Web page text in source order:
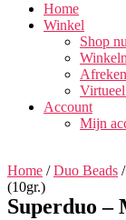
Home
Winkel
Shop nu
Account
Mijn
Home /Duo Beads /
(10gr.)
Superduo –